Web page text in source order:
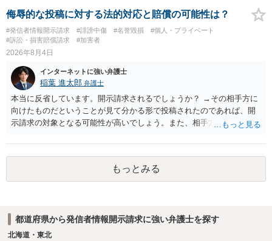
面での反論となれば、より遅延する可能性がございます。 また、本件
はXのため、APのIPアドレスの保存期間の問題もございます。 開示請
求は法律知識が不可欠ですが、それだけでは足りず、実務を踏まえた
方法を選択することが重要です。
侮辱的な投稿に対する法的対応と賠償の可能性は？
#発信者情報開示請求 #誹謗中傷 #名誉毀損
#個人・プライベート
#訴訟・損害賠償請求
#加害者
2026年8月4日
インターネットに強い弁護士
稲葉 進太郎 弁護士
本当に反省しています。開示請求されるでしょうか？ →その相手方に
向けたものだということが見て分かる形で投稿されたのであれば、開
示請求の対象となる可能性が高いでしょう。また、相手方の投稿した
と存じます。発信者情報開示請求が進むと、投稿に使った回線の契約
者のところに、意見照会がなされます。アカウント情報開示の場合
は、アカウントの登録メールに意見照会がなされます。 また、された
場合賠償金はいくらでしょうか。 →ケースバイケースであり、数万円
もっとみる
都道府県から発信者情報開示請求に強い弁護士を探す
北海道・東北